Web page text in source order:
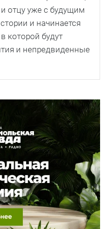
отцу уже с будущим
и начинается
которой будут
и непредвиденные